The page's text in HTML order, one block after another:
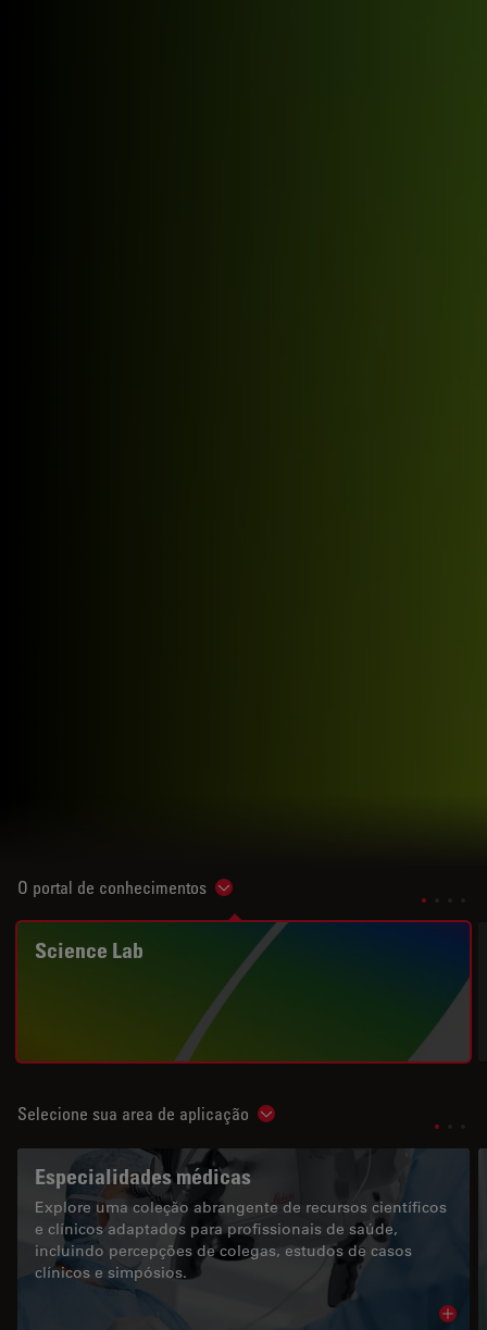
O portal de conhecimentos Show subnavigation
Science Lab
Selecione sua area de aplicação Show subnavigation
Especialidades médicas
Explore uma coleção abrangente de recursos científicos
e clínicos adaptados para profissionais de saúde,
incluindo percepções de colegas, estudos de casos
clínicos e simpósios.